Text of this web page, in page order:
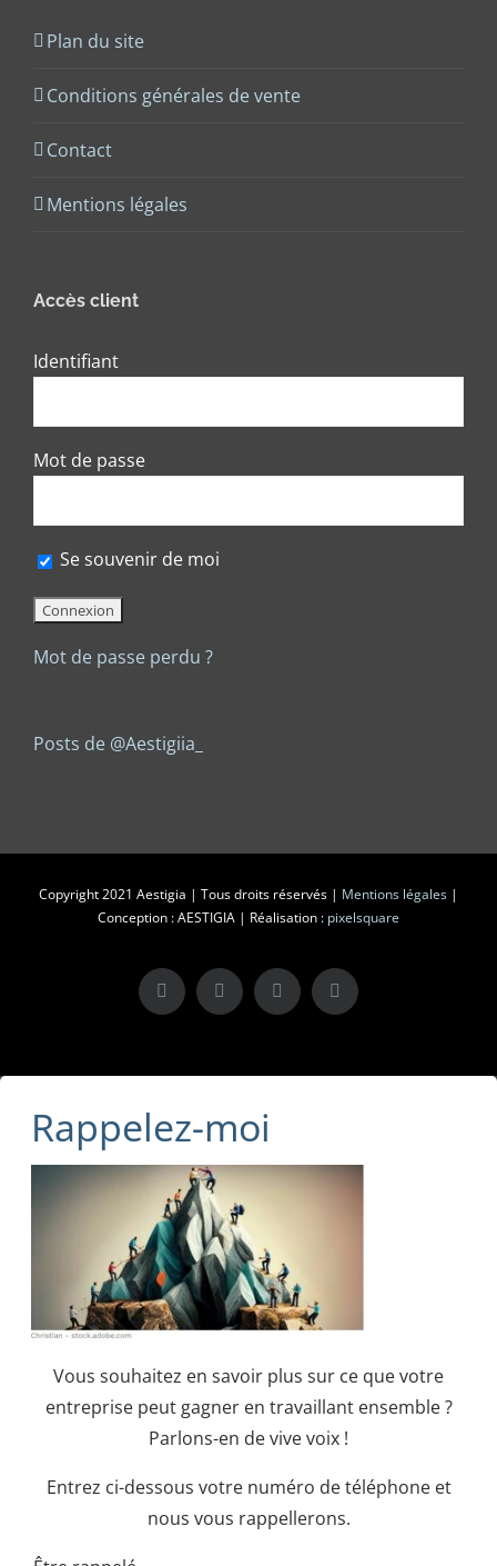
Plan du site
Conditions générales de vente
Contact
Mentions légales
Accès client
Identifiant
Mot de passe
Se souvenir de moi
Mot de passe perdu ?
Posts de @Aestigiia_
Copyright 2021 Aestigia | Tous droits réservés | Mentions légales |
Conception : AESTIGIA | Réalisation : pixelsquare
X LinkedInInstagramFacebook
Rappelez-moi
Vous souhaitez en savoir plus sur ce que votre
entreprise peut gagner en travaillant ensemble ?
Parlons-en de vive voix !
Entrez ci-dessous votre numéro de téléphone et
nous vous rappellerons.